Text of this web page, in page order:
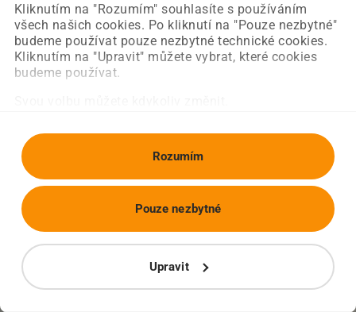
Kliknutím na "Rozumím" souhlasíte s používáním
všech našich cookies. Po kliknutí na "Pouze nezbytné"
budeme používat pouze nezbytné technické cookies.
Kliknutím na "Upravit" můžete vybrat, které cookies
budeme používat.
Rozumím
Upravit
Pouze nezbytné
Obnovit stránku Úvodní strana